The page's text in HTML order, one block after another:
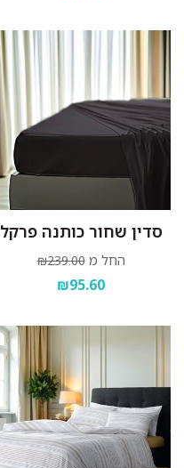
סדין שחור כותנה פרקל
החל מ ₪239.00
₪95.60